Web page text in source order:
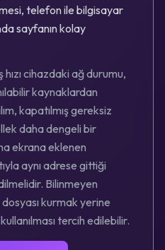
telefon ile bilgisayar
sayfanın kolay
hızı cihazdaki ağ durumu,
kaynaklardan
kapatılmış gereksiz
daha dengeli bir
ekrana eklenen
aynı adrese gittiği
Bilinmeyen
kurmak yerine
tercih edilebilir.